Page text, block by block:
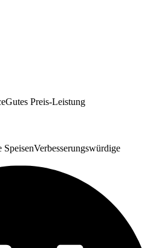
Gutes Preis-Leistung
SpeisenVerbesserungswürdige